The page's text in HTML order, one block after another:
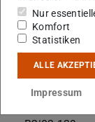
(Modelica,
Kontakt
+49 6151
+49 6151 16-
Nur
Komfort
Statistiken
ALLE
Impressum